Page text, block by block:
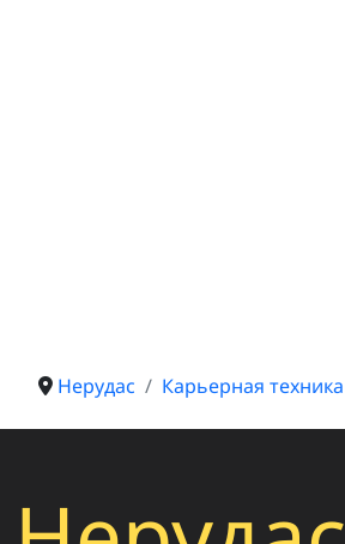
Нерудас Карьерная техника